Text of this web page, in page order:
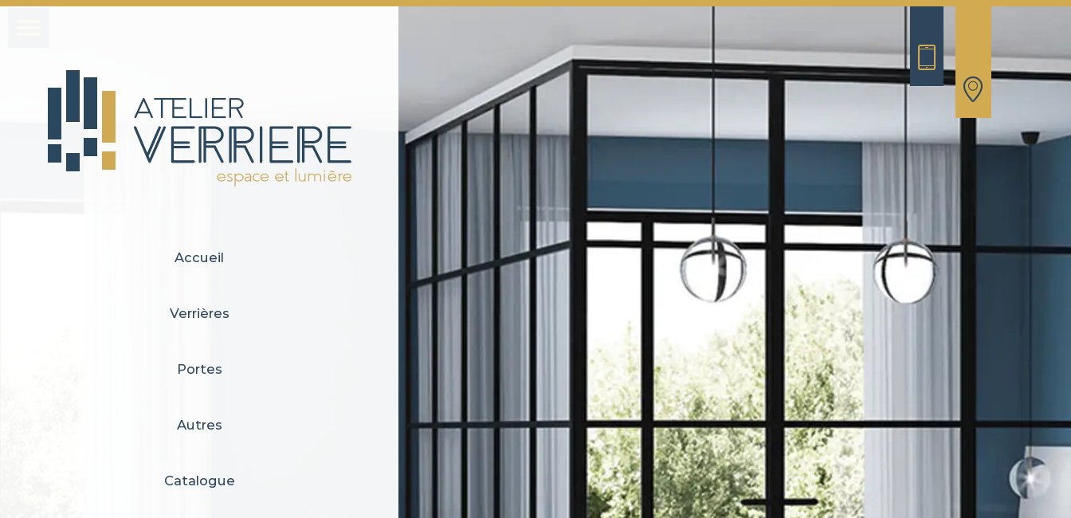
Accueil
Verrières
Portes
Autres
Catalogue